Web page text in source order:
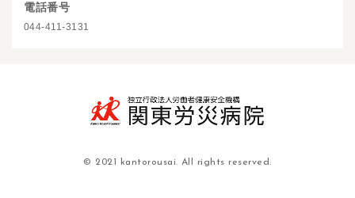
電話番号
044-411-3131
© 2021 kantorousai. All rights reserved.